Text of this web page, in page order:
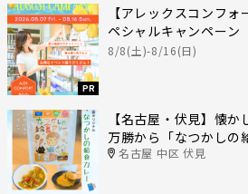
PR
【アレックスコンフ
ペシャルキャンペーン
8/8(土)-8/16(日)
【名古屋・伏見】懐
万勝から「なつかしの
名古屋 中区 伏見